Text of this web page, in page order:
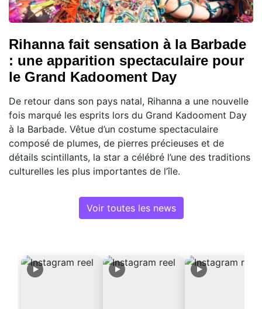
Rihanna fait sensation à la Barbade
: une apparition spectaculaire pour
le Grand Kadooment Day
De retour dans son pays natal, Rihanna a une nouvelle
fois marqué les esprits lors du Grand Kadooment Day
à la Barbade. Vêtue d’un costume spectaculaire
composé de plumes, de pierres précieuses et de
détails scintillants, la star a célébré l’une des traditions
culturelles les plus importantes de l’île.
Voir toutes les news